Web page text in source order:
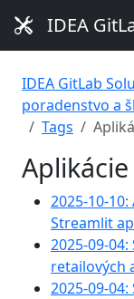
IDEA
IDEA GitLab
poradenstvo a
Tags
Aplikácie
2025-10-
Streamlit
2025-09-
retailových
2025-09-